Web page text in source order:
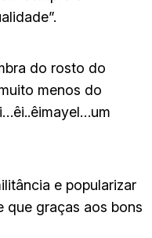
do rosto do
menos do
e popularizar
que graças aos bons